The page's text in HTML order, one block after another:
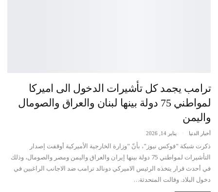
ترامب يجمد كل تأشيرات الدخول الى اميركا
لمواطني 75 دولة بينها لبنان والعراق والصومال
واليمن
أخبار الدنيا يناير 14, 2026
ذكرت شبكة "فوكس نيوز"، بأنّ "وزارة الخارجية الأميركية أوقفت إصدار
التأشيرات لمواطني 75 دولة بينها إيران والعراق واليمن ومصر والصومال، وذلك
في أحدث قرار يتخذه الرئيس الاميركي دونالد ترامب ضد الاجانب الراغبين في
دخول البلاد. وقالت المتحدثة…